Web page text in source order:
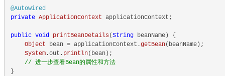
@Autowired
private ApplicationContext applicationContext;
public void printBeanDetails (String beanName ) {
Object bean = applicationContext.getBean(beanName);
System .out . println(bean);
// 进一步查看Bean的属性和方法